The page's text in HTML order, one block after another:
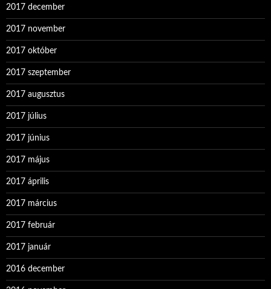
2017 december
2017 november
2017 október
2017 szeptember
2017 augusztus
2017 július
2017 június
2017 május
2017 április
2017 március
2017 február
2017 január
2016 december